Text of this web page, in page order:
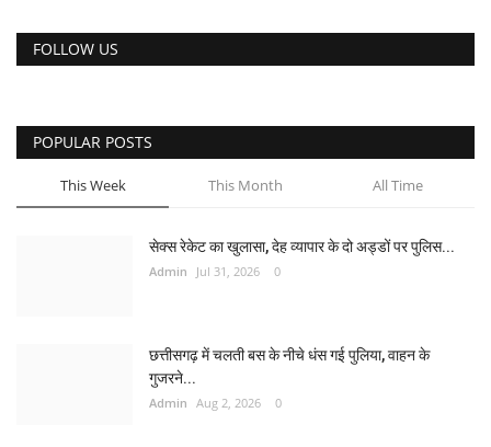
FOLLOW US
POPULAR POSTS
This Week This Month All Time
सेक्स रेकेट का खुलासा, देह व्यापार के दो अड्डों पर पुलिस...
Admin Jul 31, 2026 0
छत्तीसगढ़ में चलती बस के नीचे धंस गई पुलिया, वाहन के
गुजरने...
Admin Aug 2, 2026 0